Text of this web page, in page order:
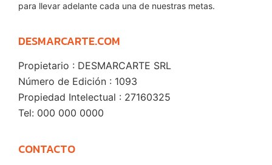
para llevar adelante cada una de nuestras metas.
DESMARCARTE.COM
Propietario : DESMARCARTE SRL
Número de Edición : 1093
Propiedad Intelectual : 27160325
Tel: 000 000 0000
CONTACTO